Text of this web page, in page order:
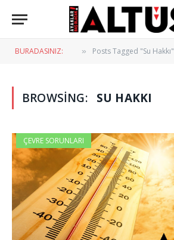
BURADASINIZ: » Posts Tagged "Su Hakkı"
BROWSING: SU HAKKI
ÇEVRE SORUNLARI